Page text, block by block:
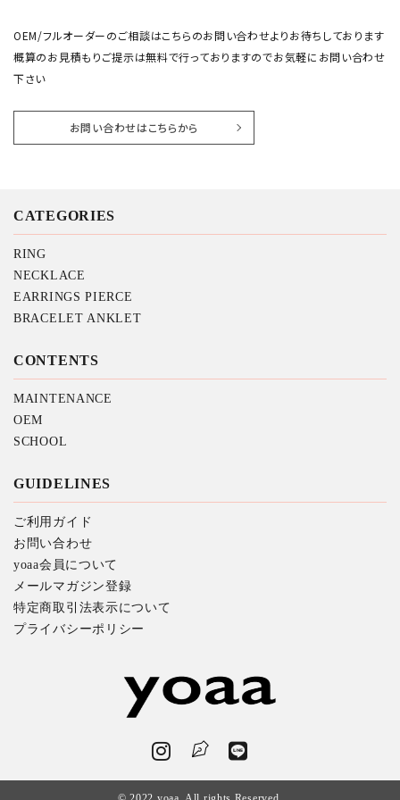
OEM/フルオーダーのご相談はこちらのお問い合わせよりお待ちしております
概算のお見積もりご提示は無料で行っておりますのでお気軽にお問い合わせ
下さい
お問い合わせはこちらから
CATEGORIES
RING
NECKLACE
EARRINGS PIERCE
BRACELET ANKLET
CONTENTS
MAINTENANCE
OEM
SCHOOL
GUIDELINES
ご利用ガイド
お問い合わせ
yoaa会員について
メールマガジン登録
特定商取引法表示について
プライバシーポリシー